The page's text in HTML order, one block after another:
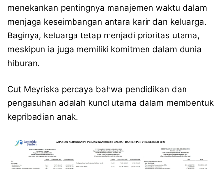
menekankan pentingnya manajemen waktu dalam
menjaga keseimbangan antara karir dan keluarga.
Baginya, keluarga tetap menjadi prioritas utama,
meskipun ia juga memiliki komitmen dalam dunia
hiburan.
Cut Meyriska percaya bahwa pendidikan dan
pengasuhan adalah kunci utama dalam membentuk
kepribadian anak.